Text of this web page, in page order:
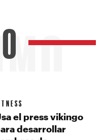
el press vikingo
desarrollar